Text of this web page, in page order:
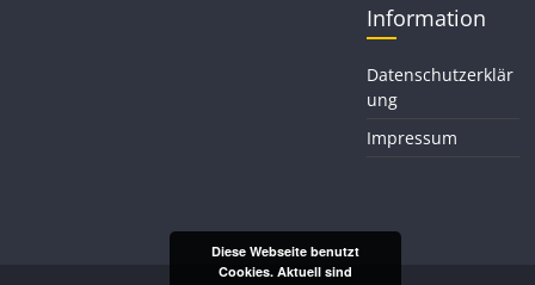
Information
Datenschutzerklär
ung
Impressum
Diese Webseite benutzt
Cookies. Aktuell sind